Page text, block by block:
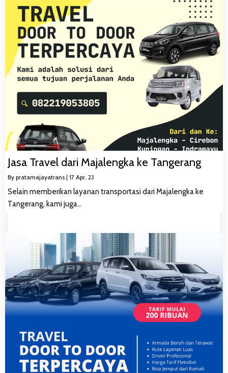
Jasa Travel dari Majalengka ke Tangerang
By pratamajayatrans | 17 Apr, 23
Selain memberikan layanan transportasi dari Majalengka ke
Tangerang, kami juga…